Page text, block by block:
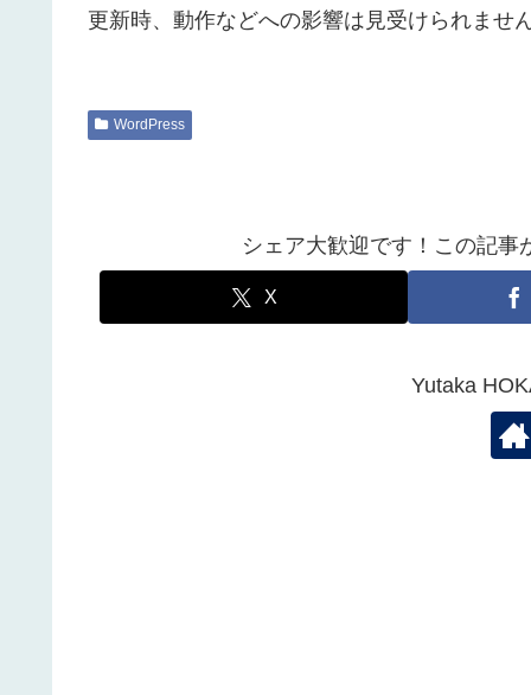
更新時、動作などへの影響は見受けられませ
WordPress
シェア大歓迎です！この記事
X
Yutaka